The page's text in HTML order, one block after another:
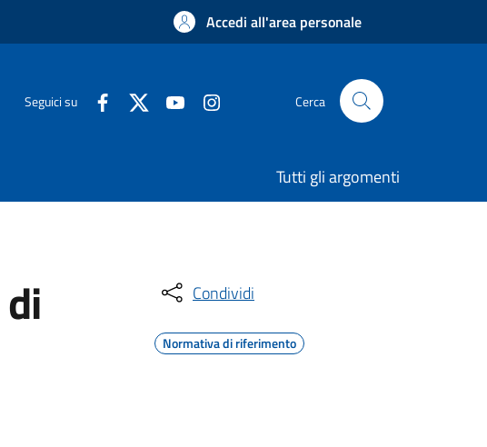
Accedi all'area personale
Seguici su Cerca
Tutti gli argomenti
Condividi
Normativa di riferimento